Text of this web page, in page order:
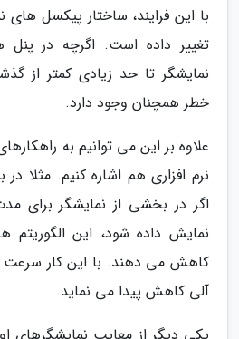
با این فرایند، ساختار پیکسل های
تغییر داده است. اگرچه در
نمایشگر تا حد زیادی کمتر از
خطر همچنان وجود دارد.
علاوه بر این می توانیم به
نرم افزاری هم اشاره کنیم. مثلا در
اگر در بخشی از نمایشگر برای
نمایش داده شود، این الگوریتم
کاهش می دهند. با این کار سرعت
آلی کاهش پیدا می نماید.